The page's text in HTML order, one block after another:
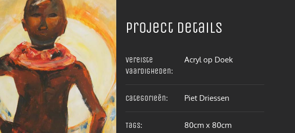
Project details
Vereiste
vaardigheden:
Acryl op Doek
Categorieën: Piet Driessen
Tags: 80cm x 80cm